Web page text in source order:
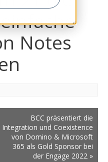
Notes
BCC präsentiert die
Integration und Coexistence
von Domino & Microsoft
365 als Gold Sponsor bei
der Engage 2022 »